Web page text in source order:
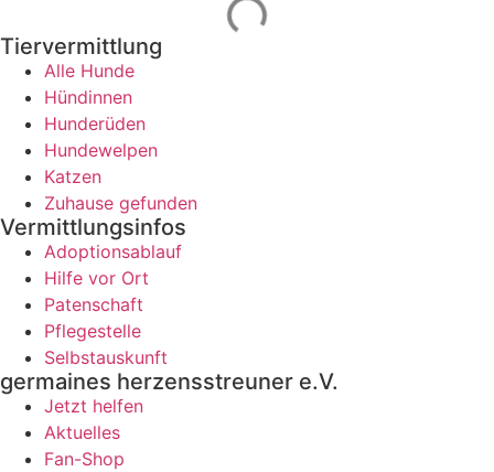
Tiervermittlung
Alle Hunde
Hündinnen
Hunderüden
Hundewelpen
Katzen
Zuhause gefunden
Vermittlungsinfos
Adoptionsablauf
Hilfe vor Ort
Patenschaft
Pflegestelle
Selbstauskunft
germaines herzensstreuner e.V.
Jetzt helfen
Aktuelles
Fan-Shop